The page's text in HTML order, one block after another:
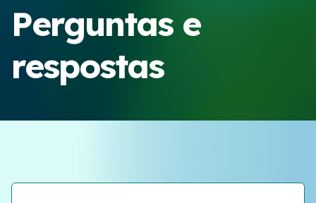
Violência no casal
Recursos e campanhas
Perguntas e
respostas